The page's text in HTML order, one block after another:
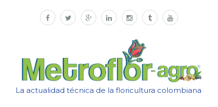
La actualidad técnica de la floricultura colombiana